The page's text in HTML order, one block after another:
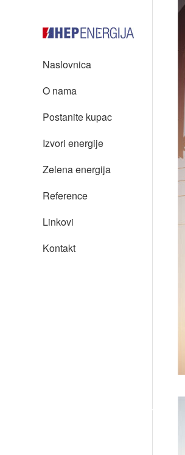
Naslovnica
O nama
Postanite kupac
Izvori energije
Zelena energija
Reference
Linkovi
Kontakt